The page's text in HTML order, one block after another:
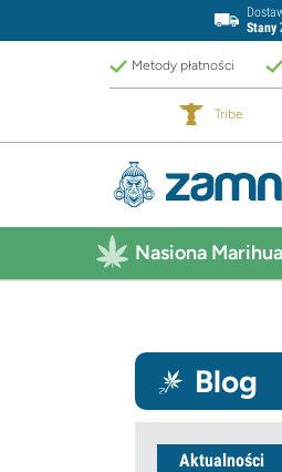
Stany
Metody płatności
Tribe
Nasiona
Blog
Aktualności